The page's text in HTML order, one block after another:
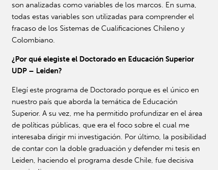
son analizadas como variables de los marcos. En suma,
todas estas variables son utilizadas para comprender el
fracaso de los Sistemas de Cualificaciones Chileno y
Colombiano.
¿Por qué elegiste el Doctorado en Educación Superior
UDP – Leiden?
Elegí este programa de Doctorado porque es el único en
nuestro país que aborda la temática de Educación
Superior. A su vez, me ha permitido profundizar en el área
de políticas públicas, que era el foco sobre el cual me
interesaba dirigir mi investigación. Por último, la posibilidad
de contar con la doble graduación y defender mi tesis en
Leiden, haciendo el programa desde Chile, fue decisiva